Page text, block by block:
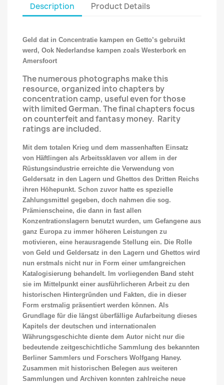
Description Product Details
Geld dat in Concentratie kampen en Getto’s gebruikt
werd, Ook Nederlandse kampen zoals Westerbork en
Amersfoort
The numerous photographs make this
resource, organized into chapters by
concentration camp, useful even for those
with limited German. The final chapters focus
on counterfeit and fantasy money. Rarity
ratings are included.
Mit dem totalen Krieg und dem massenhaften Einsatz
von Häftlingen als Arbeitssklaven vor allem in der
Rüstungsindustrie erreichte die Verwendung von
Geldersatz in den Lagern und Ghettos des Dritten Reichs
ihren Höhepunkt. Schon zuvor hatte es spezielle
Zahlungsmittel gegeben, doch nahmen die sog.
Prämienscheine, die dann in fast allen
Konzentrationslagern benutzt wurden, um Gefangene aus
ganz Europa zu immer höheren Leistungen zu
motivieren, eine herausragende Stellung ein. Die Rolle
von Geld und Geldersatz in den Lagern und Ghettos wird
nun erstmals nicht nur in Form einer umfangreichen
Katalogisierung behandelt. Im vorliegenden Band steht
sie im Mittelpunkt einer ausführlicheren Arbeit zu den
historischen Hintergründen und Fakten, die in dieser
Form erstmalig präsentiert werden können. Als
Grundlage für die längst überfällige Aufarbeitung dieses
Kapitels der deutschen und internationalen
Währungsgeschichte diente dem Autor nicht nur die
bedeutende zeitgeschichtliche Sammlung des bekannten
Berliner Sammlers und Forschers Wolfgang Haney.
Zusammen mit historischen Belegen aus weiteren
Sammlungen und Archiven konnten zahlreiche neue